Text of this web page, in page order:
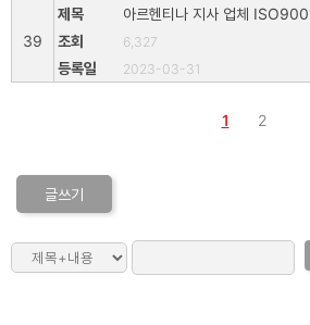
39
아르헨티나 지사 업체
6,327
2023-03-31
1 2
글쓰기